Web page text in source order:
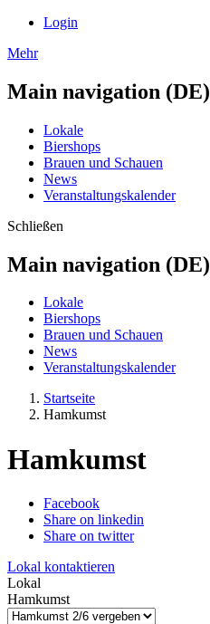
Login
Mehr
Main navigation (DE)
Lokale
Biershops
Brauen und Schauen
News
Veranstaltungskalender
Schließen
Main navigation (DE)
Lokale
Biershops
Brauen und Schauen
News
Veranstaltungskalender
Startseite
Hamkumst
Hamkumst
Facebook
Share on linkedin
Share on twitter
Lokal kontaktieren
Lokal
Hamkumst